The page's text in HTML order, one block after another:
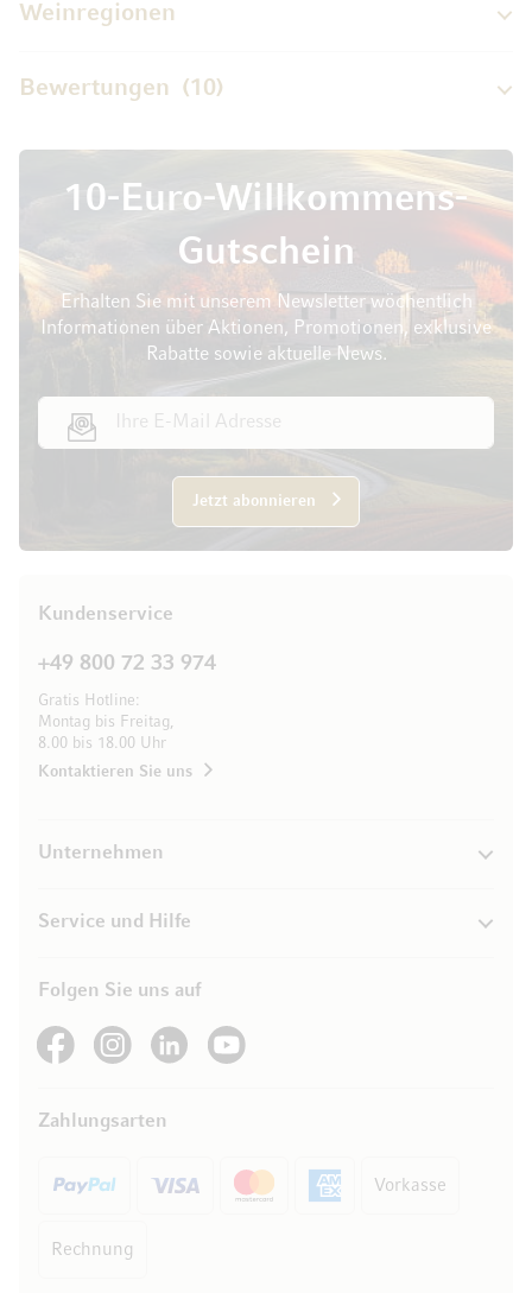
Weinregionen
Bewertungen 10
10-Euro-Willkommens-
Gutschein
Erhalten Sie mit unserem Newsletter wöchentlich
Informationen über Aktionen, Promotionen, exklusive
Rabatte sowie aktuelle News.
Jetzt abonnieren
Kundenservice
+49 800 72 33 974
Gratis Hotline:
Montag bis Freitag,
8.00 bis 18.00 Uhr
Kontaktieren Sie uns
Unternehmen
Service und Hilfe
Folgen Sie uns auf
See our FacebookSee our Instagram account
See our LinkedInSee our YouTube channel
Zahlungsarten
Vorkasse
Rechnung